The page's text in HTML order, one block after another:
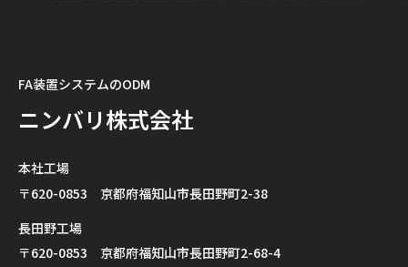
FA装置システムのODM
ニンバリ株式会社
本社工場
〒620-0853 京都府福知山市長田野町2-38
長田野工場
〒620-0853 京都府福知山市長田野町2-68-4